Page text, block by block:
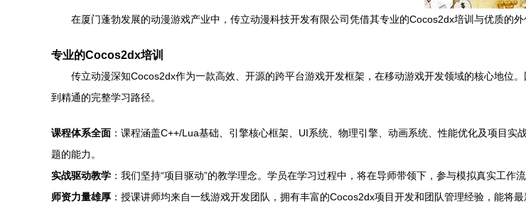
在厦门蓬勃发展的动漫游戏产业中，传立动漫科技开发有限公司凭借其专业的Cocos2dx培训与优质的
专业的Cocos2dx培训
传立动漫深知Cocos2dx作为一款高效、开源的跨平台游戏开发框架，在移动游戏开发领域的核心地位
到精通的完整学习路径。
课程体系全面 ：课程涵盖C++/Lua基础、引擎核心框架、UI系统、物理引擎、动画系统、性能优化及项目
题的能力。
实战驱动教学 ：我们坚持“项目驱动”的教学理念。学员在学习过程中，将在导师带领下，参与模拟真实工
师资力量雄厚 ：授课讲师均来自一线游戏开发团队，拥有丰富的Cocos2dx项目开发和团队管理经验，能将